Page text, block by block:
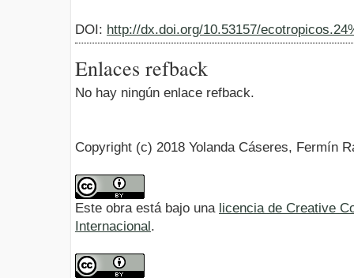
DOI: http://dx.doi.org/10.53157/
Enlaces refback
No hay ningún enlace refback.
Copyright (c) 2018 Yolanda Cáseres, Fermín
Este obra está bajo una licencia de Creative
Internacional.